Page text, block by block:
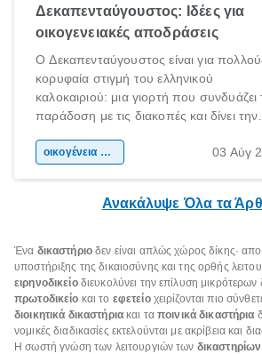
Δεκαπενταύγουστος: Ιδέες για
οικογενειακές αποδράσεις
Ο Δεκαπενταύγουστος είναι για
κορυφαία στιγμή του ελληνικού
καλοκαιριού: μια γιορτή που συνδυάζει
παράδοση με τις διακοπές και δίνει την
χώρας. Είτε πρόκειται για λίγες μέρες
οικογένεια & παιδί 03 Αύγ
Ανακάλυψε Όλα τα
Ένα δικαστήριοδεν είναι απλώς χώρος δίκης·
υποστήριξης της δικαιοσύνης και της ορθής
ειρηνοδικείοδιευκολύνει την επίλυση
πρωτοδικείο και το εφετείοχειρίζονται πιο
διοικητικά δικαστήριακαι ταποινικά δικαστήρια
νομικές διαδικασίες εκτελούνται με ακρίβεια και
Η σωστή γνώση των λειτουργιών των δικαστηρίων